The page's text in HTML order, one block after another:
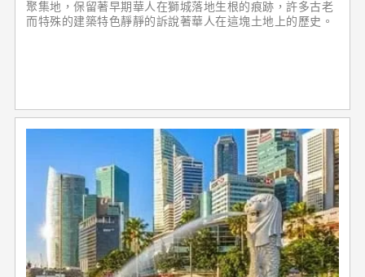
聚集地，保留著早期華人在獅城落地生根的痕跡，許多古老
而特殊的建築特色靜靜的訴說著華人在這塊土地上的歷史。